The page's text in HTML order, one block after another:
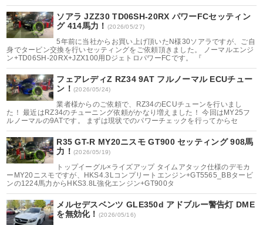
ソアラ JZZ30 TD06SH-20RX パワーFCセッティン
グ 414馬力！ (2026/05/27)
5年前に当社からお買い上げ頂いたN様30ソアラですが、ご自
身でタービン交換を行いセッティングをご依頼頂きました。 ノーマルエンジ
ン+TD06SH-20RX+JZX100用DジェトロパワーFCです。 『
フェアレディZ RZ34 9AT フルノーマル ECUチュー
ン！ (2026/05/24)
業者様からのご依頼で、RZ34のECUチューンを行いまし
た！ 最近はRZ34のチューニング依頼がかなり増えました！ 今回はMY25フ
ルノーマルの9ATです。 まずは現状でのパワーチェックを行ってからセ
R35 GT-R MY20ニスモ GT900 セッティング 908馬
力！ (2026/05/19)
トップイーグル×ライズアップ タイムアタック仕様のデモカ
ーMY20ニスモですが、HKS4.3Lコンプリートエンジン+GT5565_BBタービ
ンの1224馬力からHKS3.8L強化エンジン+GT900タ
メルセデスベンツ GLE350d アドブルー警告灯 DME
を無効化！ (2026/05/16)